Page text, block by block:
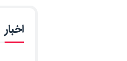
اخبار